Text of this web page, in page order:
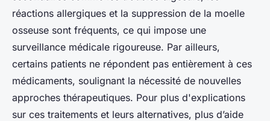
réactions allergiques et la suppression de la moelle
osseuse sont fréquents, ce qui impose une
surveillance médicale rigoureuse. Par ailleurs,
certains patients ne répondent pas entièrement à ces
médicaments, soulignant la nécessité de nouvelles
approches thérapeutiques. Pour plus d'explications
sur ces traitements et leurs alternatives, plus d’aide